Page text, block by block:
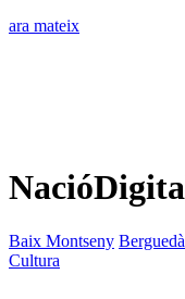
ara mateix
Baix Montseny Berguedà
Cultura